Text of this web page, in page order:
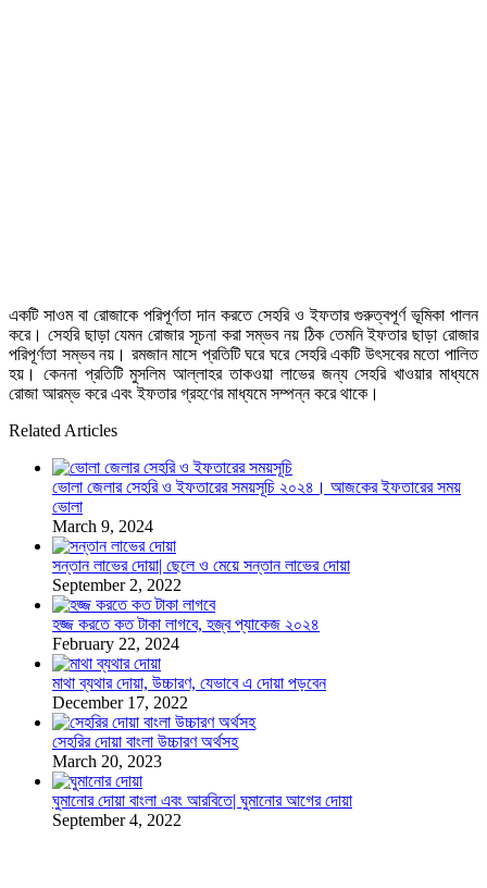
একটি সাওম বা রোজাকে পরিপূর্ণতা দান করতে সেহরি ও ইফতার গুরুত্বপূর্ণ ভূমিকা পালন
করে। সেহরি ছাড়া যেমন রোজার সূচনা করা সম্ভব নয় ঠিক তেমনি ইফতার ছাড়া রোজার
পরিপূর্ণতা সম্ভব নয়। রমজান মাসে প্রতিটি ঘরে ঘরে সেহরি একটি উৎসবের মতো পালিত
হয়। কেননা প্রতিটি মুসলিম আল্লাহর তাকওয়া লাভের জন্য সেহরি খাওয়ার মাধ্যমে
রোজা আরম্ভ করে এবং ইফতার গ্রহণের মাধ্যমে সম্পন্ন করে থাকে।
Related Articles
ভোলা জেলার সেহরি ও ইফতারের সময়সূচি ২০২৪। আজকের ইফতারের সময়
ভোলা
March 9, 2024
সন্তান লাভের দোয়া| ছেলে ও মেয়ে সন্তান লাভের দোয়া
September 2, 2022
হজ্জ করতে কত টাকা লাগবে, হজ্ব প্যাকেজ ২০২৪
February 22, 2024
মাথা ব্যথার দোয়া, উচ্চারণ, যেভাবে এ দোয়া পড়বেন
December 17, 2022
সেহরির দোয়া বাংলা উচ্চারণ অর্থসহ
March 20, 2023
ঘুমানোর দোয়া বাংলা এবং আরবিতে| ঘুমানোর আগের দোয়া
September 4, 2022